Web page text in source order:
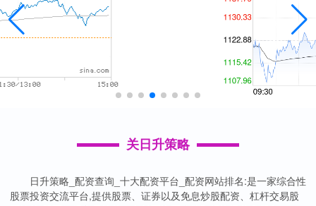
关日升策略
日升策略_配资查询_十大配资平台_配资网站排名:是一家综合性
股票投资交流平台,提供股票、证券以及免息炒股配资、杠杆交易股